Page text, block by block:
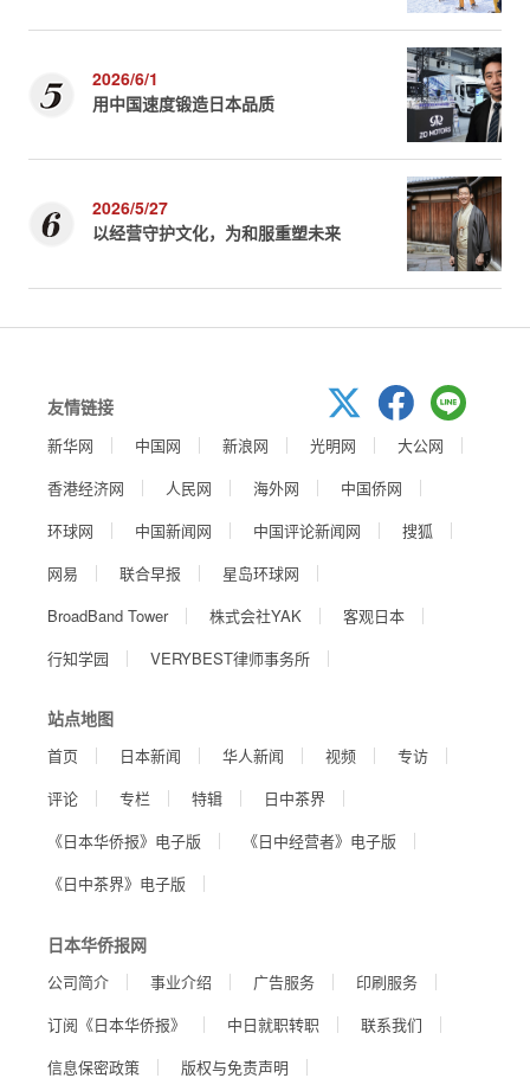
2026/6/1
用中国速度锻造日本品质
2026/5/27
以经营守护文化，为和服重塑未来
友情链接
新华网 中国网 新浪网 光明网
大公网
香港经济网
人民网 海外网
中国侨网
环球网
中国新闻网 中国评论新闻网
搜狐
网易
联合早报
星岛环球网
BroadBand Tower
株式会社YAK
客观日本
行知学园
VERYBEST律师事务所
站点地图
首页 日本新闻 华人新闻 视频
专访
评论
专栏 特辑
日中茶界
《日本华侨报》电子版
《日中经营者》电子版
《日中茶界》电子版
日本华侨报网
公司简介 事业介绍 广告服务
印刷服务
订阅《日本华侨报》
中日就职转职
联系我们
信息保密政策
版权与免责声明